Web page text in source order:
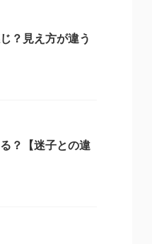
？見え方が違う
？【迷子との違